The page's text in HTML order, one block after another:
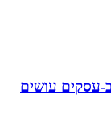
‏עסקים עושים